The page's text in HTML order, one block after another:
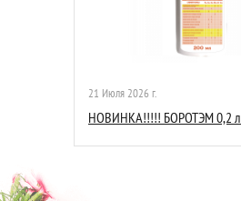
21 Июля 2026 г.
НОВИНКА!!!!! БОРОТЭМ 0,2 л